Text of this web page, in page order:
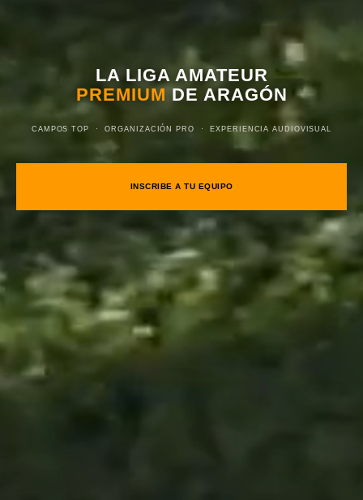
LA LIGA AMATEUR
PREMIUM DE ARAGÓN
CAMPOS TOP · ORGANIZACIÓN PRO · EXPERIENCIA AUDIOVISUAL
INSCRIBE A TU EQUIPO